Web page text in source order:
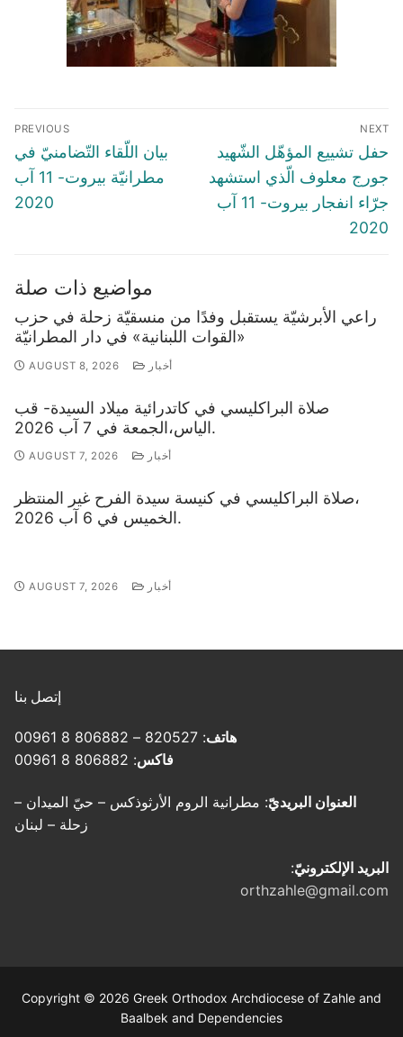
Post
navigation
PREVIOUS
Previous
post:
بيان اللّقاء التّضامنيّ في
مطرانيّة بيروت- 11 آب
2020
NEXT
Next
post:
حفل تشييع المؤهّل الشّهيد
جورج معلوف الّذي استشهد
جرّاء انفجار بيروت- 11 آب
2020
مواضيع ذات صلة
راعي الأبرشيّة يستقبل وفدًا من منسقيّة زحلة في حزب
«القوات اللبنانية» في دار المطرانيّة
AUGUST 8, 2026 أخبار
صلاة البراكليسي في كاتدرائية ميلاد السيدة- قب
الياس،الجمعة في 7 آب 2026.
AUGUST 7, 2026 أخبار
صلاة البراكليسي في كنيسة سيدة الفرح غير المنتظر،
الخميس في 6 آب 2026.
AUGUST 7, 2026 أخبار
إتصل بنا
هاتف: 820527 – 806882 8 00961
فاكس: 806882 8 00961
العنوان البريديّ: مطرانية الروم الأرثوذكس – حيّ الميدان –
زحلة – لبنان
البريد الإلكترونيّ:
orthzahle@gmail.com
Copyright © 2026 Greek Orthodox Archdiocese of Zahle and
Baalbek and Dependencies